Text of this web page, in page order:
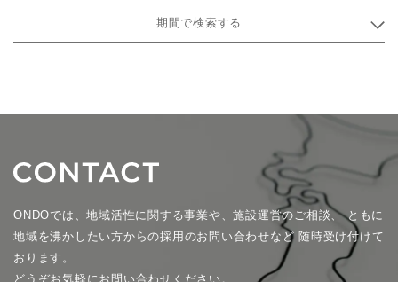
期間で検索する
ONDOでは、地域活性に関する事業や、施設運営のご相談、ともに
地域を沸かしたい方からの採用のお問い合わせなど 随時受け付けて
おります。
どうぞお気軽にお問い合わせください。